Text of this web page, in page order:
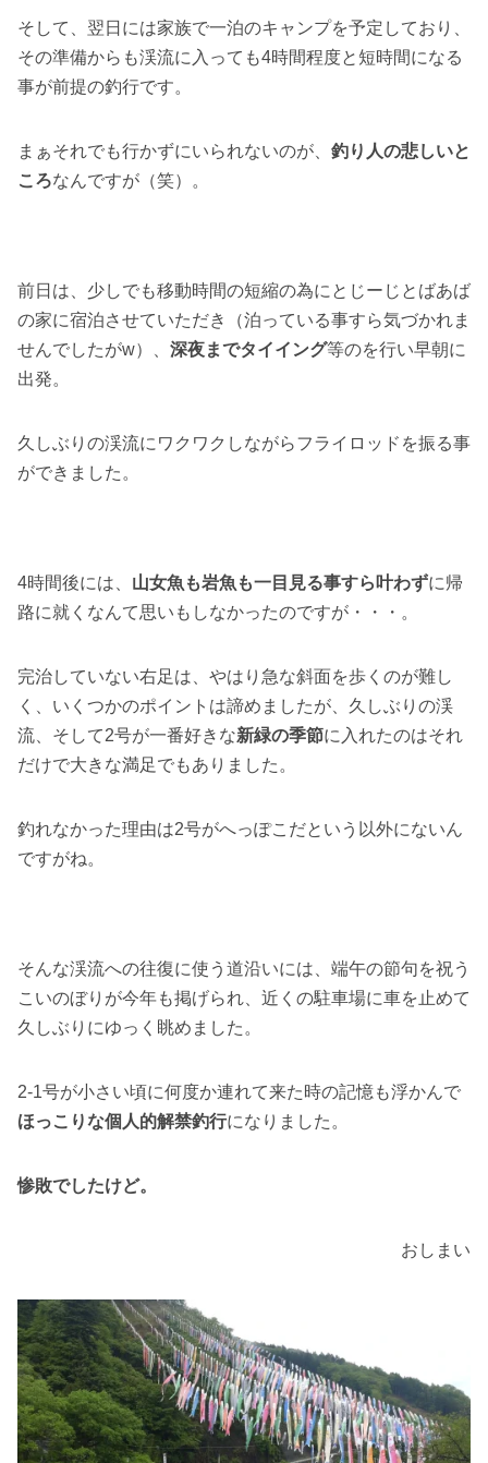
そして、翌日には家族で一泊のキャンプを予定しており、
その準備からも渓流に入っても4時間程度と短時間になる
事が前提の釣行です。
まぁそれでも行かずにいられないのが、 釣り人の悲しいと
ころなんですが（笑）。
前日は、少しでも移動時間の短縮の為にとじーじとばあば
の家に宿泊させていただき（泊っている事すら気づかれま
せんでしたがw）、 深夜までタイイング等のを行い早朝に
出発。
久しぶりの渓流にワクワクしながらフライロッドを振る事
ができました。
4時間後には、 山女魚も岩魚も一目見る事すら叶わずに帰
路に就くなんて思いもしなかったのですが・・・。
完治していない右足は、やはり急な斜面を歩くのが難し
く、いくつかのポイントは諦めましたが、久しぶりの渓
流、そして2号が一番好きな新緑の季節に入れたのはそれ
だけで大きな満足でもありました。
釣れなかった理由は2号がへっぽこだという以外にないん
ですがね。
そんな渓流への往復に使う道沿いには、端午の節句を祝う
こいのぼりが今年も掲げられ、近くの駐車場に車を止めて
久しぶりにゆっく眺めました。
2-1号が小さい頃に何度か連れて来た時の記憶も浮かんで
ほっこりな個人的解禁釣行になりました。
惨敗でしたけど。
おしまい